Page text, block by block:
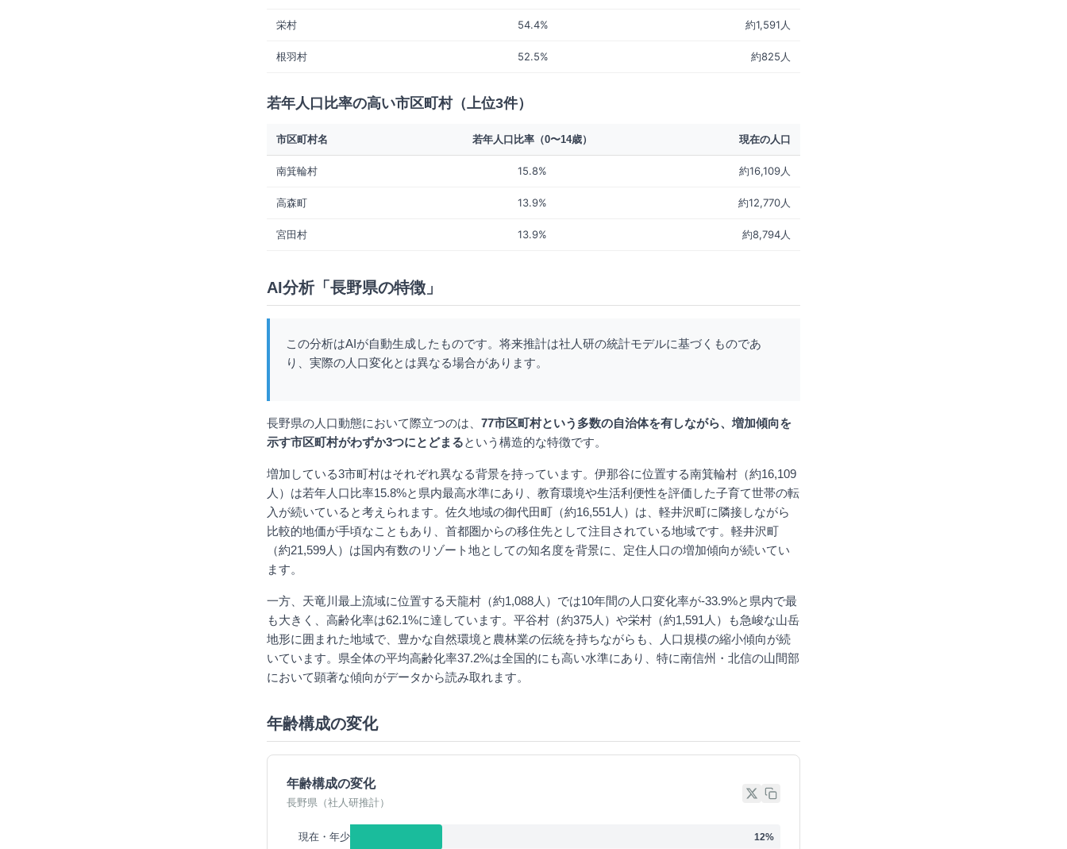
栄村 54.4% 約1,591人
根羽村 52.5% 約825人
若年人口比率の高い市区町村（上位3件）
市区町村名 若年人口比率（0〜14歳） 現在の人口
南箕輪村 15.8% 約16,109人
高森町 13.9% 約12,770人
宮田村 13.9% 約8,794人
AI分析「長野県の特徴」
この分析はAIが自動生成したものです。将来推計は社人研の統計モデルに基づくものであ
り、実際の人口変化とは異なる場合があります。
長野県の人口動態において際立つのは、 77市区町村という多数の自治体を有しながら、増加傾向を
示す市区町村がわずか3つにとどまるという構造的な特徴です。
増加している3市町村はそれぞれ異なる背景を持っています。伊那谷に位置する南箕輪村（約16,109
人）は若年人口比率15.8%と県内最高水準にあり、教育環境や生活利便性を評価した子育て世帯の転
入が続いていると考えられます。佐久地域の御代田町（約16,551人）は、軽井沢町に隣接しながら
比較的地価が手頃なこともあり、首都圏からの移住先として注目されている地域です。軽井沢町
（約21,599人）は国内有数のリゾート地としての知名度を背景に、定住人口の増加傾向が続いてい
ます。
一方、天竜川最上流域に位置する天龍村（約1,088人）では10年間の人口変化率が-33.9%と県内で最
も大きく、高齢化率は62.1%に達しています。平谷村（約375人）や栄村（約1,591人）も急峻な山岳
地形に囲まれた地域で、豊かな自然環境と農林業の伝統を持ちながらも、人口規模の縮小傾向が続
いています。県全体の平均高齢化率37.2%は全国的にも高い水準にあり、特に南信州・北信の山間部
において顕著な傾向がデータから読み取れます。
年齢構成の変化
年齢構成の変化
長野県（社人研推計）
現在・年少 12%